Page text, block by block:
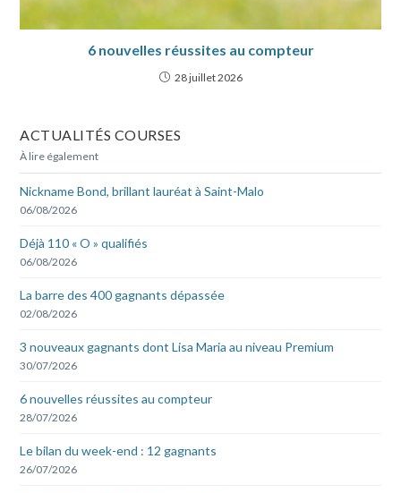
6 nouvelles réussites au compteur
28 juillet 2026
ACTUALITÉS COURSES
À lire également
Nickname Bond, brillant lauréat à Saint-Malo
06/08/2026
Déjà 110 « O » qualifiés
06/08/2026
La barre des 400 gagnants dépassée
02/08/2026
3 nouveaux gagnants dont Lisa Maria au niveau Premium
30/07/2026
6 nouvelles réussites au compteur
28/07/2026
Le bilan du week-end : 12 gagnants
26/07/2026